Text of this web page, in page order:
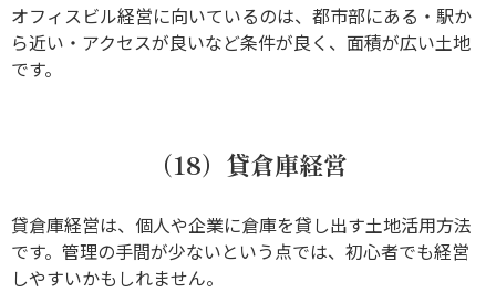
オフィスビル経営に向いているのは、都市部にある・駅か
ら近い・アクセスが良いなど条件が良く、面積が広い土地
です。
（18）貸倉庫経営
貸倉庫経営は、個人や企業に倉庫を貸し出す土地活用方法
です。管理の手間が少ないという点では、初心者でも経営
しやすいかもしれません。